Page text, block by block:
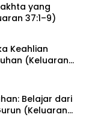
yang
37:1–9)
Keahlian
(Keluaran
Belajar dari
(Keluaran